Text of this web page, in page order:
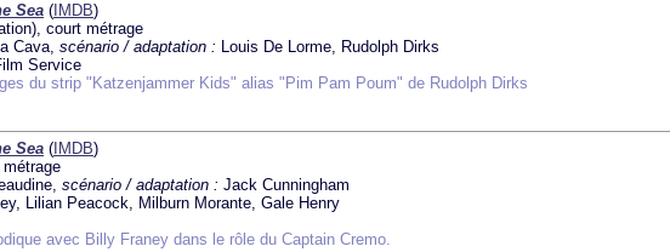
Sea ( IMDB)
court métrage
Cava, scénario / adaptation : Louis De Lorme, Rudolph Dirks
Service
du strip "Katzenjammer Kids" alias "Pim Pam Poum" de Rudolph Dirks
Sea ( IMDB)
scénario / adaptation : Jack Cunningham
Lilian Peacock, Milburn Morante, Gale Henry
avec Billy Franey dans le rôle du Captain Cremo.